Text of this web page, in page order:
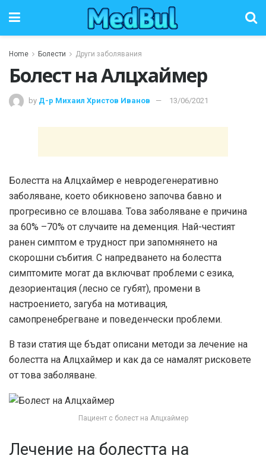
Home Болести Други заболявания
Болест на Алцхаймер
by Д-р Михаил Христов Иванов 13/06/2021
Болестта на Алцхаймер е невродегенеративно
заболяване, което обикновено започва бавно и
прогресивно се влошава. Това заболяване е причина
за 60% –70% от случаите на деменция. Най-честият
ранен симптом е трудност при запомнянето на
скорошни събития. С напредването на болестта
симптомите могат да включват проблеми с езика,
дезориентация (лесно се губят), промени в
настроението, загуба на мотивация,
самопренебрегване и поведенчески проблеми.
В тази статия ще бъдат описани методи за лечение на
болестта на Алцхаймер и как да се намалят рисковете
от това заболяване.
Пациент с болест на Алцхаймер
Лечение на болестта на